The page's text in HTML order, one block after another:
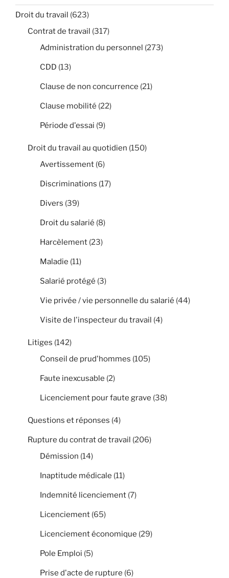
Droit du travail (623)
Contrat de travail (317)
Administration du personnel (273)
CDD (13)
Clause de non concurrence (21)
Clause mobilité (22)
Période d'essai (9)
Droit du travail au quotidien (150)
Avertissement (6)
Discriminations (17)
Divers (39)
Droit du salarié (8)
Harcèlement (23)
Maladie (11)
Salarié protégé (3)
Vie privée / vie personnelle du salarié (44)
Visite de l'inspecteur du travail (4)
Litiges (142)
Conseil de prud'hommes (105)
Faute inexcusable (2)
Licenciement pour faute grave (38)
Questions et réponses (4)
Rupture du contrat de travail (206)
Démission (14)
Inaptitude médicale (11)
Indemnité licenciement (7)
Licenciement (65)
Licenciement économique (29)
Pole Emploi (5)
Prise d'acte de rupture (6)